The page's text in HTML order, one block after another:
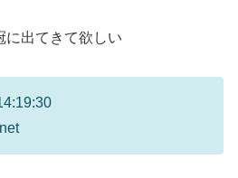
に出てきて欲しい